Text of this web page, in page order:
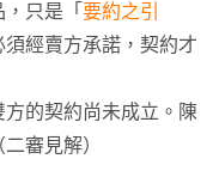
只是「 要約之引
經賣方承諾，契約才
的契約尚未成立。陳
審見解）